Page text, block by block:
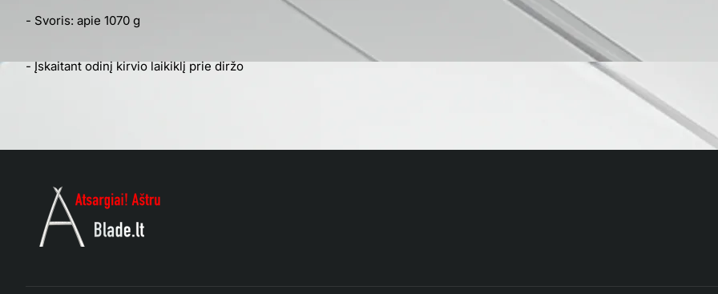
- Svoris: apie 1070 g
- Įskaitant odinį kirvio laikiklį prie diržo